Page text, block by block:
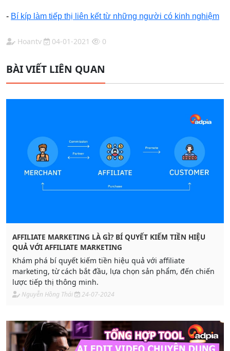
- Bí kíp làm tiếp thị liên kết từ những người có kinh nghiệm
Hoantv 04-01-2021 0
BÀI VIẾT LIÊN QUAN
AFFILIATE MARKETING LÀ GÌ? BÍ QUYẾT KIẾM TIỀN HIỆU
QUẢ VỚI AFFILIATE MARKETING
Khám phá bí quyết kiếm tiền hiệu quả với affiliate
marketing, từ cách bắt đầu, lựa chọn sản phẩm, đến chiến
lược tiếp thị thông minh.
Nguyễn Hồng Thái 24-07-2024